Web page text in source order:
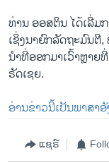
ທ່ານ ອອສຕິນ ໄດ້ເລີ່ມ
ເຊິ່ງນາຍົກລັດຖະມົນຕີ
ນຳທີ່ອອກມາເວົ້າຫຼາຍ
ຣັດເຊຍ.
ອ່ານຂ່າວນີ້ເປັນພາສາ
ແຊຣ໌